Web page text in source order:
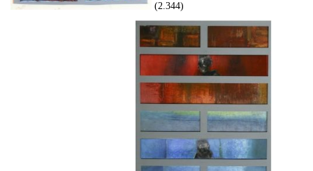
(2.344)